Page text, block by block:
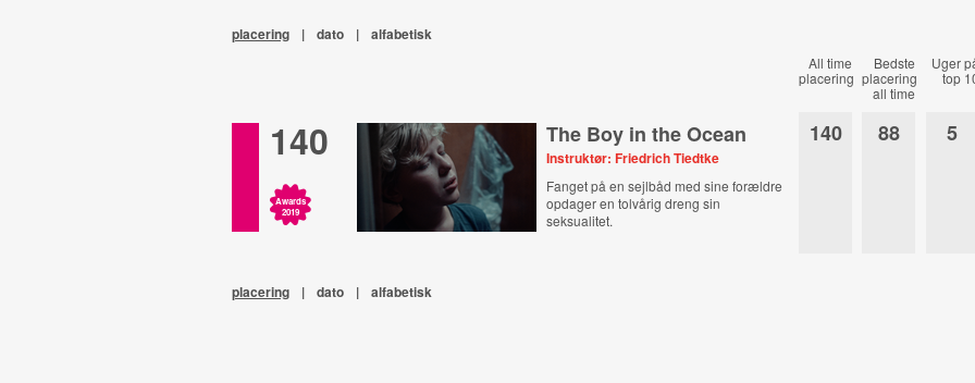
placering | dato | alfabetisk
All time
placering
Bedste
placering
all time
Uger
top
140
Awards
2019
The Boy in the Ocean
Instruktør: Friedrich Tiedtke
Fanget på en sejlbåd med sine forældre
opdager en tolvårig dreng sin
seksualitet.
140 88 5
placering | dato | alfabetisk